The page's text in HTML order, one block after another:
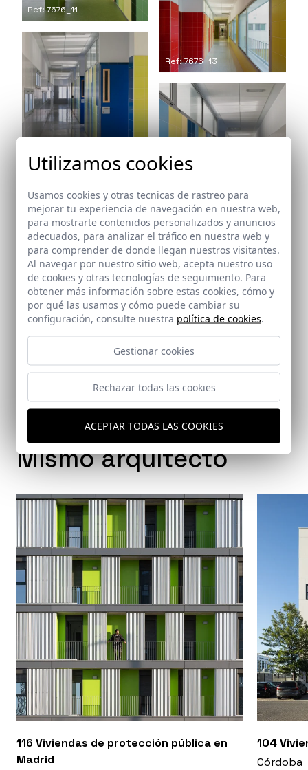
Ref: 7676_11
Ref: 7676_13
Ref: 7676_14
Ref: 7676_15
Arquitectos
Jiménez Jaime, Moisés /del Pino González de la Higuera,
César
/
Romero Martínez, José Eduardo /UNIA ARQUITECTOS
Mismo arquitecto
116 Viviendas de protección pública en
Madrid
104
Córdoba
Utilizamos cookies
Usamos cookies y otras tecnicas de rastreo para
mejorar tu experiencia de navegación en nuestra web,
para mostrarte contenidos personalizados y anuncios
adecuados, para analizar el tráfico en nuestra web y
para comprender de donde llegan nuestros visitantes.
Al navegar por nuestro sitio web, acepta nuestro uso
de cookies y otras tecnologías de seguimiento. Para
obtener más información sobre estas cookies, cómo y
por qué las usamos y cómo puede cambiar su
configuración, consulte nuestra política de cookies.
Gestionar cookies
Rechazar todas las cookies
ACEPTAR TODAS LAS COOKIES